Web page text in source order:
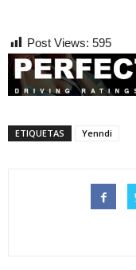
Post Views: 595
ETIQUETAS Yenndi